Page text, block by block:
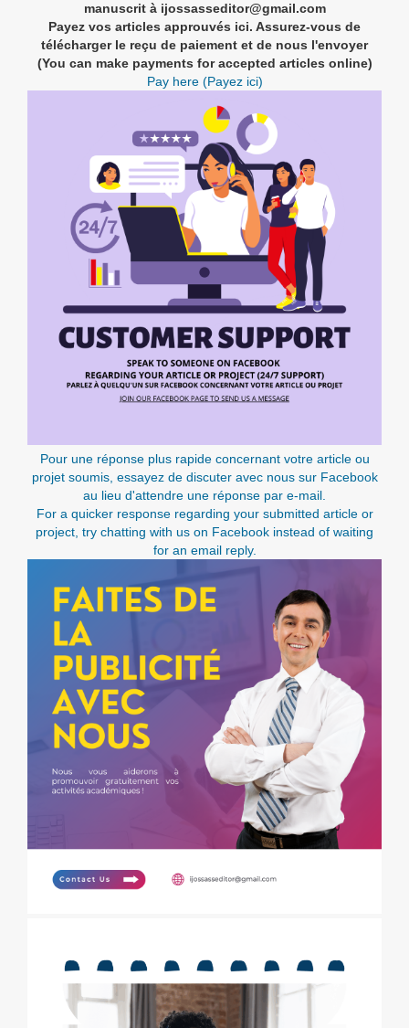
manuscrit à ijossasseditor@gmail.com
Payez vos articles approuvés ici. Assurez-vous de
télécharger le reçu de paiement et de nous l'envoyer
(You can make payments for accepted articles online)
Pay here (Payez ici)
Pour une réponse plus rapide concernant votre article ou
projet soumis, essayez de discuter avec nous sur Facebook
au lieu d'attendre une réponse par e-mail.
For a quicker response regarding your submitted article or
project, try chatting with us on Facebook instead of waiting
for an email reply.